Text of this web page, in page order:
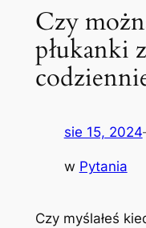
Czy
płukanki
sie 15, 2024
w Pytania
Czy myślałeś